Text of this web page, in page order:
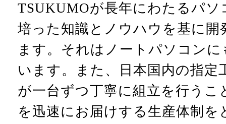
TSUKUMOが長年にわたるパソ
培った知識とノウハウを基に開
ます。それはノートパソコン
います。また、日本国内の指定
が一台ずつ丁寧に組立を行うこ
を迅速にお届けする生産体制